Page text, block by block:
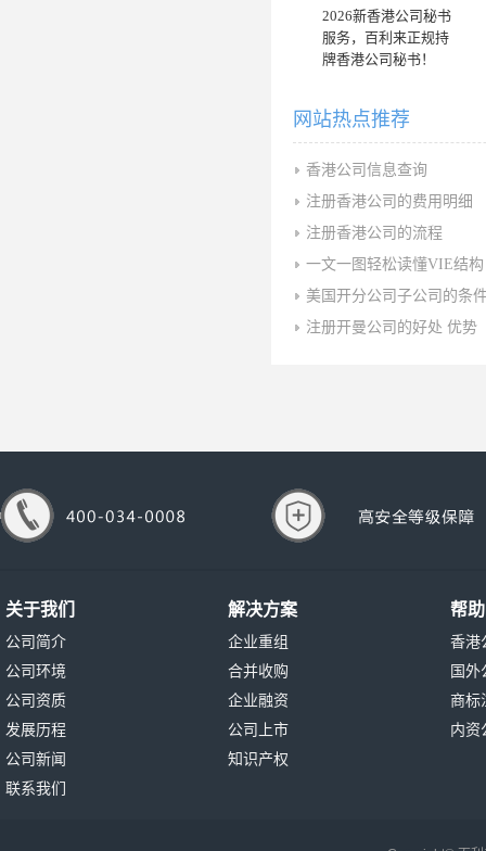
2026新香港公司秘书
服务，百利来正规持
牌香港公司秘书！
网站热点推荐
香港公司信息查询
注册香港公司的费用明细
注册香港公司的流程
一文一图轻松读懂VIE结
美国开分公司子公司的条
注册开曼公司的好处 优势
关于我们
公司简介
公司环境
公司资质
发展历程
公司新闻
联系我们
解决方案
企业重组
合并收购
企业融资
公司上市
知识产权
帮
香港
国外
商标
内资